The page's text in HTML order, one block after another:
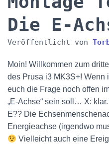
Die E-
Veröffentlicht von
Moin! Willkommen zum
des Prusa i3 MK3S+! Wenn
euch die Frage noch offen
„E-Achse“ sein soll… X:
E?? Die
Energieachse (irgendwo
Vielleicht auch eine